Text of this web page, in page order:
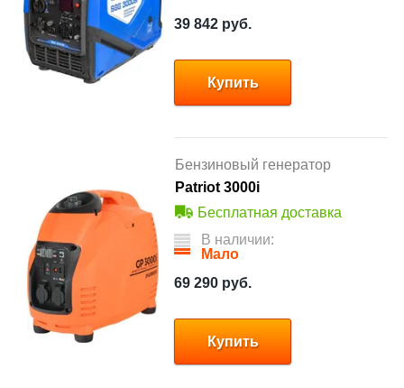
39 842 руб.
Купить
Бензиновый генератор
Patriot 3000i
Бесплатная доставка
В наличии:
Мало
69 290 руб.
Купить